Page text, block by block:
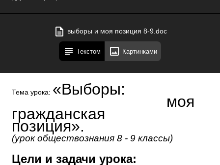
выборы и моя позиция 8-9.doc
Текстом Картинками
Тема урока: «Выборы:
моя
гражданская
(урок обществознания 8 - 9 классы)
Цели и задачи урока: